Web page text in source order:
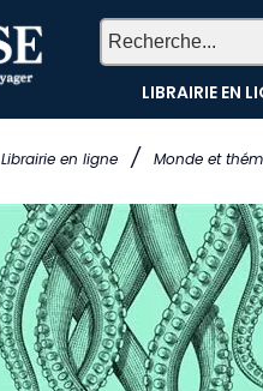
Librairie en ligne / Monde et
LIBRAIRIE EN